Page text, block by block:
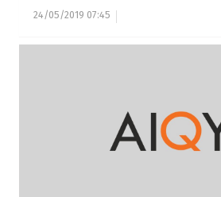
24/05/2019 07:45